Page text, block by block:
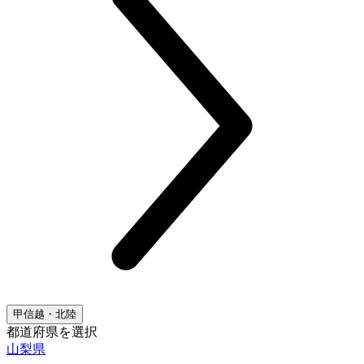
甲信越・北陸
都道府県を選択
山梨県